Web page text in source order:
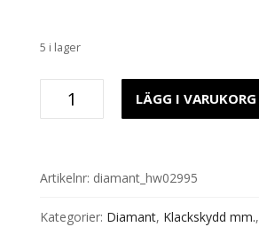
5 i lager
Lation
HW02995
LÄGG I VARUKORG
Artikelnr: diamant_hw02995
Kategorier: Diamant, Klackskydd mm.,